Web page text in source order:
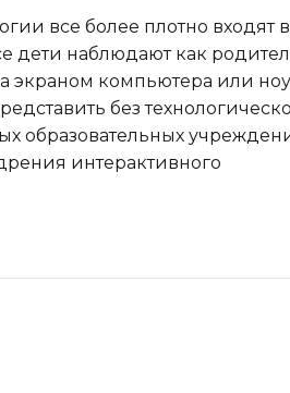
все более плотно входят в
дети наблюдают как
экраном компьютера или
без
образовательных
интерактивного